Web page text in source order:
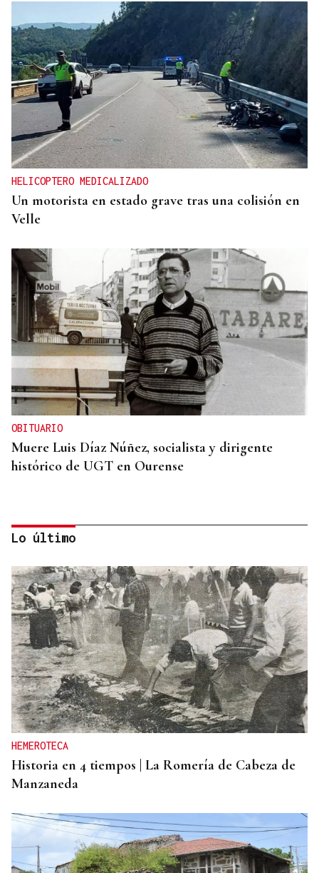
HELICOPTERO MEDICALIZADO
Un motorista en estado grave tras una colisión en
Velle
OBITUARIO
Muere Luis Díaz Núñez, socialista y dirigente
histórico de UGT en Ourense
CANEDO
Un herido en la colisión entre dos coches en la
entrada a las termas de Outariz
Lo último
HEMEROTECA
Historia en 4 tiempos | La Romería de Cabeza de
Manzaneda